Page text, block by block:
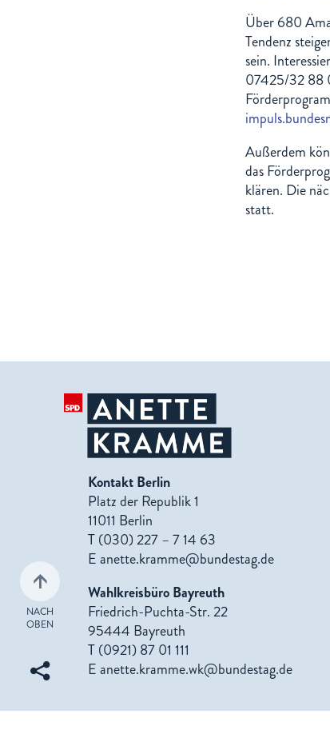
Über 680
Tendenz
sein.
07425/32 88
Außerdem
das
klären. Die
statt.
NACH
OBEN
Kontakt Berlin
Platz der Republik 1
11011 Berlin
T (030) 227 – 7 14 63
Eanette.kramme@bundestag.de
Wahlkreisbüro Bayreuth
Friedrich-Puchta-Str. 22
95444 Bayreuth
T (0921) 87 01 111
Eanette.kramme.wk@bundestag.de